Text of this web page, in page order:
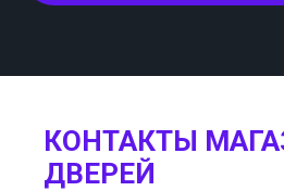
КОНТАКТЫ
ДВЕРЕЙ